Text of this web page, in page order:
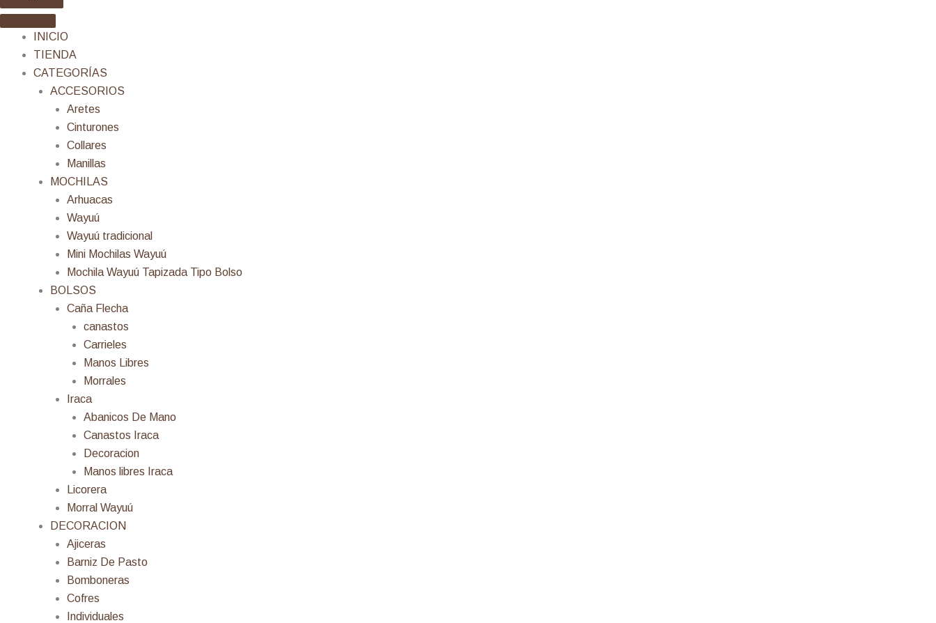
INICIO
TIENDA
CATEGORÍAS
ACCESORIOS
Aretes
Cinturones
Collares
Manillas
MOCHILAS
Arhuacas
Wayuú
Wayuú tradicional
Mini Mochilas Wayuú
Mochila Wayuú Tapizada Tipo Bolso
BOLSOS
Caña Flecha
canastos
Carrieles
Manos Libres
Morrales
Iraca
Abanicos De Mano
Canastos Iraca
Decoracion
Manos libres Iraca
Licorera
Morral Wayuú
DECORACION
Ajiceras
Barniz De Pasto
Bomboneras
Cofres
Individuales